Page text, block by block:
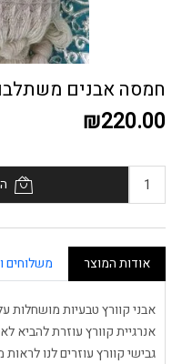
חמסה אבנים
₪220.00
אודות המוצר משלוחים
אבני קוורץ טבעיות מושחלות
אנרגיית קוורץ עוזרת להביא
גבישי קוורץ עוזרים לנו